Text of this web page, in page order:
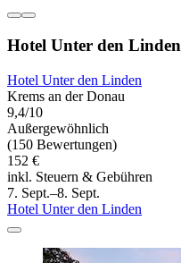
Hotel Unter den Linden
Hotel Unter den Linden
Krems an der Donau
9,4/10
Außergewöhnlich
(150 Bewertungen)
152 €
inkl. Steuern & Gebühren
7. Sept.–8. Sept.
Hotel Unter den Linden